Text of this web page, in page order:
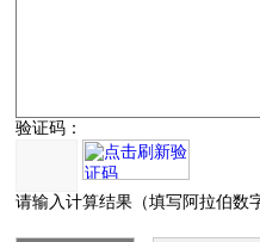
验证码：
请输入计算结果（填写阿拉伯数